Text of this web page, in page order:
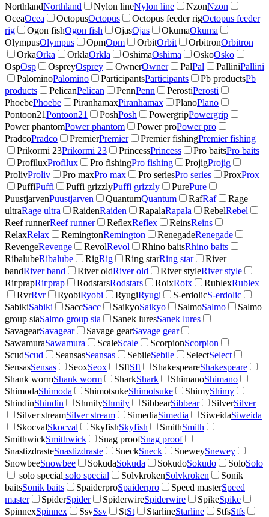
NorthlandNorthland Nylon lineNylon line NzonNzon
OceaOcea OctopusOctopus Octopus feeder rigOctopus feeder
rig
Ogon fishOgon fish OjasOjas OkumaOkuma
OlympusOlympus OpmOpm OrbitOrbit OrbitronOrbitron
OrkaOrka OrklaOrkla OshimaOshima OskoOsko
OspOsp OspreyOsprey OwnerOwner PalPal PalliniPallini
PalominoPalomino ParticipantsParticipants Pb productsPb
products
PelicanPelican PennPenn PerostiPerosti
PhoebePhoebe PiranhamaxPiranhamax PlanoPlano
Pontoon21Pontoon21 PoshPosh PowergripPowergrip
Power phantomPower phantom Power proPower pro
PradcoPradco PremierPremier Premier fishingPremier fishing
Prikormi 23Prikormi 23 PrincessPrincess Pro baitsPro baits
ProfiluxProfilux Pro fishingPro fishing ProjigProjig
ProlivProliv Pro maxPro max Pro seriesPro series ProxProx
PuffiPuffi Puffi grizzlyPuffi grizzly PurePure
PuustjarvenPuustjarven QuantumQuantum RafRaf
Rage
ultraRage ultra RaidenRaiden RapalaRapala RebelRebel
Reef runnerReef runner ReflexReflex ReinsReins
RelaxRelax RemingtonRemington RenegadeRenegade
RevengeRevenge RevolRevol Rhino baitsRhino baits
RibalubeRibalube RigRig Ring starRing star
River
bandRiver band River oldRiver old River styleRiver style
RiгрrapRiгрrap RodstarsRodstars RoixRoix RublexRublex
RvrRvr RyobiRyobi RyugiRyugi S-erdolicS-erdolic
SabikiSabiki SaccSacc SaikyoSaikyo SalmoSalmo
Salmo
group siaSalmo group sia Sanek luresSanek lures
SavagearSavagear Savage gearSavage gear
SawamuraSawamura ScaleScale ScorpionScorpion
ScudScud SeansasSeansas SebileSebile SelectSelect
SensasSensas SeoxSeox SftSft ShakespeareShakespeare
Shank wormShank worm SharkShark ShimanoShimano
ShimodaShimoda ShimotsukeShimotsuke ShimyShimy
ShindinShindin ShmilyShmily SibbearSibbear SilverSilver
Silver streamSilver stream SimediaSimedia SiweidaSiweida
SkocvalSkocval SkyfishSkyfish SmithSmith
SmithwickSmithwick Snag proofSnag proof
SnastizdrasteSnastizdraste SneckSneck SneweySnewey
SnowbeeSnowbee SokudaSokuda SokudoSokudo SoloSolo
solo special solo special SolvkrokenSolvkroken
Sonik
baitsSonik baits SpaiderproSpaiderpro Speed masterSpeed
master
SpiderSpider SpiderwireSpiderwire SpikeSpike
SpinnexSpinnex SsvSsv StSt StarlineStarline StfsStfs